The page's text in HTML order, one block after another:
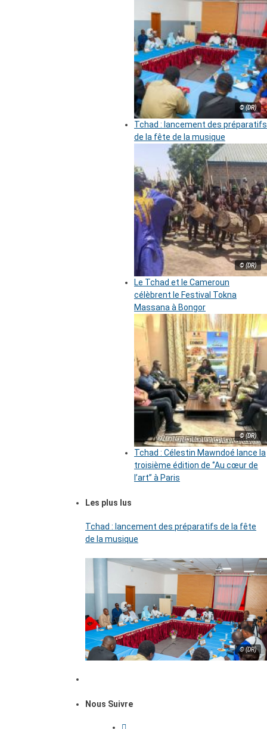
© (DR)
Tchad : lancement des préparatifs
de la fête de la musique
© (DR)
Le Tchad et le Cameroun
célèbrent le Festival Tokna
Massana à Bongor
© (DR)
Tchad : Célestin Mawndoé lance la
troisième édition de ‘’Au cœur de
l’art’’ à Paris
Les plus lus
Tchad : lancement des préparatifs de la fête
de la musique
© (DR)
Nous Suivre